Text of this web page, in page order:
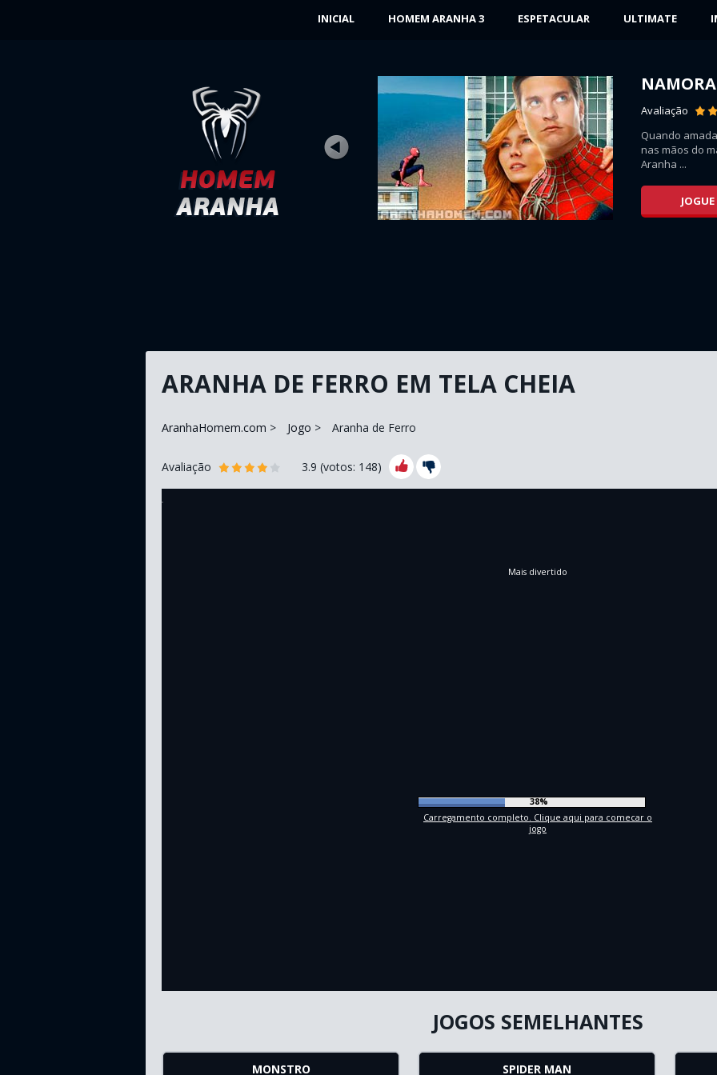
INICIAL HOMEM ARANHA 3 ESPETACULAR ULTIMATE
DUENDE VERDE
Avaliação
Outra reunião com horrível Duende Verde
pode acabar mal por Homem Aranha. Como
JOGUE AGORA
Avaliação
Quando
nas mãos do
Aranha ...
ARANHA DE FERRO EM TELA CHEIA
AranhaHomem.com Jogo Aranha de Ferro
Avaliação 3.9 (votos: 148)
Mais divertido
41%
Carregamento completo. Clique aqui para comecar o
jogo
JOGOS SEMELHANTES
MONSTRO SPIDER MAN